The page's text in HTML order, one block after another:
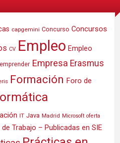
capgemini Concurso Concursos
CV Empleo Empleo
emprender Empresa Erasmus
Formación Foro de
IT Java Madrid Microsoft oferta
Trabajo – Publicadas en SIE